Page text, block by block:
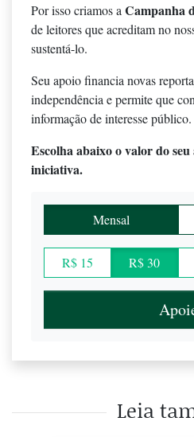
Por isso criamos aCampanha
de leitores que acreditam no
sustentá-lo.
Seu apoio financia novas
independência e permite que
informação de interesse público.
Escolha abaixo o valor do
iniciativa.
Mensal
R$ 15 R$ 30
Leia